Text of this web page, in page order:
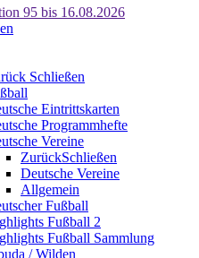
95 bis 16.08.2026
Schließen
Eintrittskarten
Programmhefte
Vereine
ZurückSchließen
Deutsche Vereine
Allgemein
Fußball
Fußball 2
Fußball Sammlung
/ Wilden